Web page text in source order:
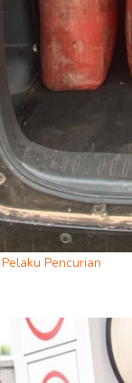
Pencurian